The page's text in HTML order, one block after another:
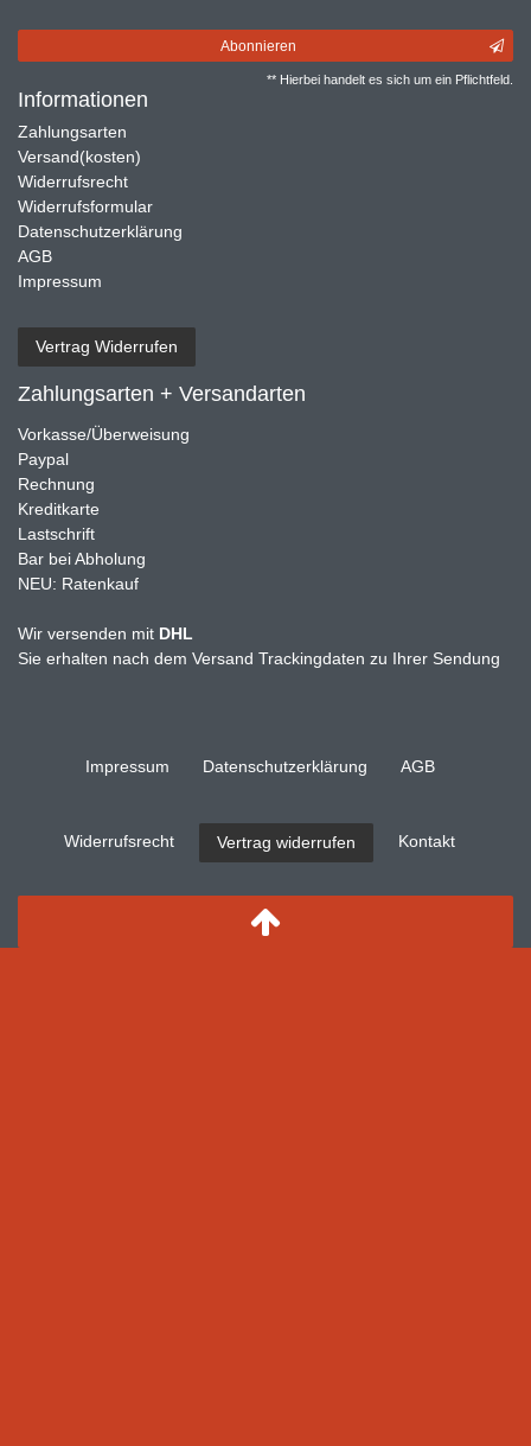
Abonnieren
** Hierbei handelt es sich um ein Pflichtfeld.
Informationen
Zahlungsarten
Versand(kosten)
Widerrufsrecht
Widerrufsformular
Datenschutzerklärung
AGB
Impressum
Vertrag Widerrufen
Zahlungsarten + Versandarten
Vorkasse/Überweisung
Paypal
Rechnung
Kreditkarte
Lastschrift
Bar bei Abholung
NEU: Ratenkauf
Wir versenden mit DHL
Sie erhalten nach dem Versand Trackingdaten zu Ihrer Sendung
Impressum Daten­schutz­erklärung AGB
Widerrufs­recht Vertrag widerrufen Kontakt